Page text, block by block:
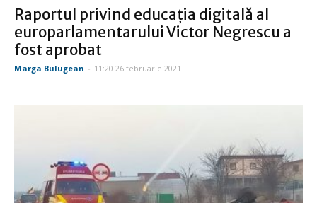
Raportul privind educația digitală al
europarlamentarului Victor Negrescu a
fost aprobat
Marga Bulugean - 11:20 26 februarie 2021